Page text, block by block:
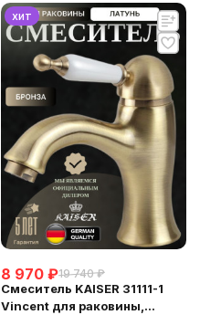
хит
8 970 ₽19 740 ₽
Смеситель KAISER 31111-1
Vincent для раковины,